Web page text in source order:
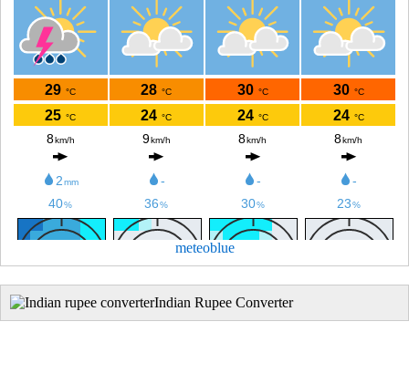
meteoblue
Indian Rupee Converter